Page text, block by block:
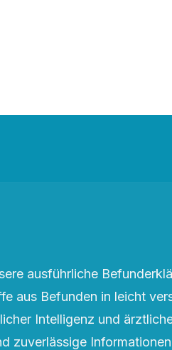
ausführliche
aus Befunden in leicht
Intelligenz und
zuverlässige